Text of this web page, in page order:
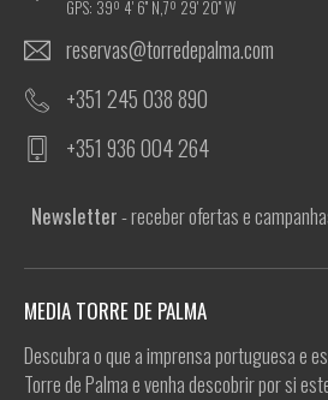
GPS: 39º 4' 6'' N,7º 29' 20'' W
reservas@torredepalma.com
+351 245 038 890
+351 936 004 264
Newsletter- receber ofertas e
MEDIA TORRE DE PALMA
Descubra o que a imprensa portuguesa e
Torre de Palma e venha descobrir por si